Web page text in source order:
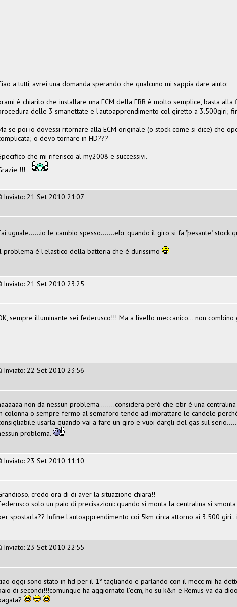
a tutti, avrei una domanda sperando che qualcuno mi sappia dare aiuto:
è chiarito che installare una ECM della EBR è molto semplice, basta
delle 3 smanettate e l'autoapprendimento col giretto a 3.500giri;
se poi io dovessi ritornare alla ECM originale (o stock come si dice) che
o devo tornare in HD???
che mi riferisco al my2008 e successivi.
!!!
Inviato: 21 Set 2010 21:07
uguale......io le cambio spesso.......ebr quando il giro si fa "pesante" stock
problema è l'elastico della batteria che è durissimo
Inviato: 21 Set 2010 23:25
sempre illuminante sei federusco!!! Ma a livello meccanico... non combino
Inviato: 22 Set 2010 23:56
non da nessun problema........considera però che ebr è una
colonna o sempre fermo al semaforo tende ad imbrattare le candele
usarla quando vai a fare un giro e vuoi dargli del gas sul
problema.
Inviato: 23 Set 2010 11:10
credo ora di di aver la situazione chiara!!
solo un paio di precisazioni: quando si monta la centralina si
spostarla?? Infine l'autoapprendimento coi 5km circa attorno ai 3.500 giri..
Inviato: 23 Set 2010 22:55
oggi sono stato in hd per il 1° tagliando e parlando con il mecc mi ha
di secondi!!!comunque ha aggiornato l'ecm, ho su k&n e Remus va da